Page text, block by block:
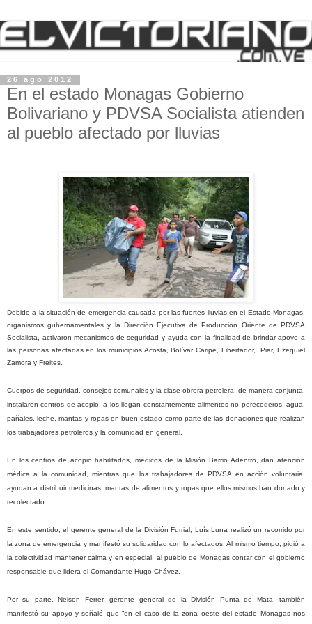
26 ago 2012
En el estado Monagas Gobierno
Bolivariano y PDVSA Socialista atienden
al pueblo afectado por lluvias
Debido a la situación de emergencia causada por las fuertes lluvias en el Estado Monagas,
organismos gubernamentales y la Dirección Ejecutiva de Producción Oriente de PDVSA
Socialista, activaron mecanismos de seguridad y ayuda con la finalidad de brindar apoyo a
las personas afectadas en los municipios Acosta, Bolívar Caripe, Libertador, Piar, Ezequiel
Zamora y Freites.
Cuerpos de seguridad, consejos comunales y la clase obrera petrolera, de manera conjunta,
instalaron centros de acopio, a los llegan constantemente alimentos no perecederos, agua,
pañales, leche, mantas y ropas en buen estado como parte de las donaciones que realizan
los trabajadores petroleros y la comunidad en general.
En los centros de acopio habilitados, médicos de la Misión Barrio Adentro, dan atención
médica a la comunidad, mientras que los trabajadores de PDVSA en acción voluntaria,
ayudan a distribuir medicinas, mantas de alimentos y ropas que ellos mismos han donado y
recolectado.
En este sentido, el gerente general dela División Furrial, Luís Luna realizó un recorrido por
la zona de emergencia y manifestó su solidaridad con lo afectados. Al mismo tiempo, pidió a
la colectividad mantener calma y en especial, al pueblo de Monagas contar con el gobierno
responsable que lidera el Comandante Hugo Chávez.
Por su parte, Nelson Ferrer, gerente general de la División Puntade Mata, también
manifestó su apoyo y señaló que “en el caso de la zona oeste del estado Monagas nos